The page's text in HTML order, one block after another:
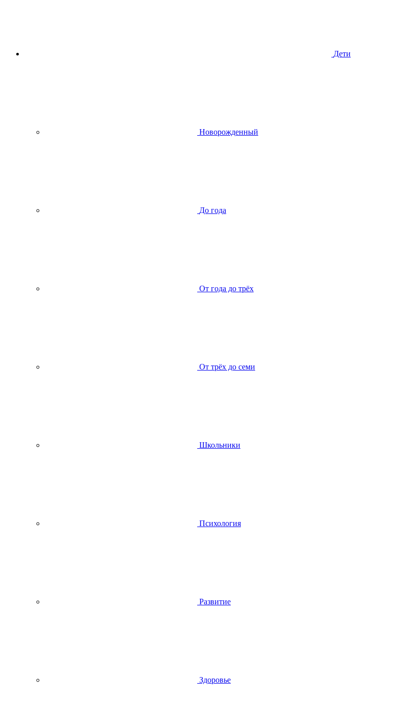
Дети
Новорожденный
До года
От года до трёх
От трёх до семи
Школьники
Психология
Развитие
Здоровье